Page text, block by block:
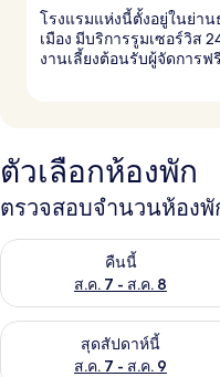
โรงแรมแห่งนี้ตั้งอยู่ในย่า
เมือง มีบริการรูมเซอร์วิส
งานเลี้ยงต้อนรับผู้จัดการฟรี
ตัวเลือกห้องพัก
ตรวจสอบจำนวนห้องพั
คืนนี้
ส.ค. 7 - ส.ค. 8
ตรวจสอบจำนวนห้องพักว่าง
สุดสัปดาห์นี้
ส.ค. 7 - ส.ค. 9
ตรวจสอบจำนวนห้องพักว่าง